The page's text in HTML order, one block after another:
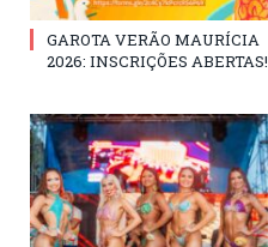
GAROTA VERÃO MAURÍCIA
2026: INSCRIÇÕES ABERTAS!